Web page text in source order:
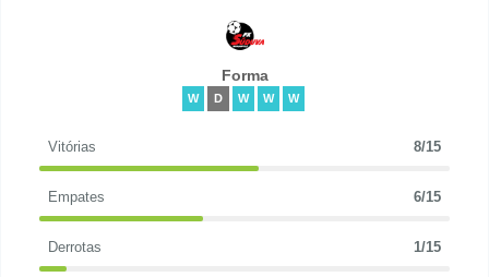
Forma
W D W W W
Vitórias 8/15
Empates 6/15
Derrotas 1/15